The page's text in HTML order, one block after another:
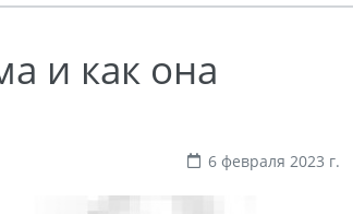
и как она
6 февраля 2023 г.